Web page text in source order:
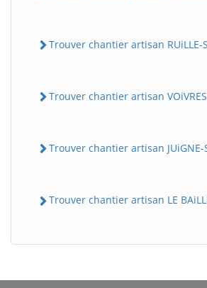
Trouver chantier artisan RUiLLE-
Trouver chantier artisan
Trouver chantier artisan JUiGNE-
Trouver chantier artisan LE
B Assistant en ligne
BatiWebPro